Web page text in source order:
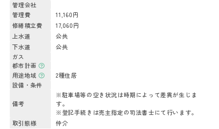
管理会社
管理費
11,160円
修繕積立費
17,060円
上水道
公共
下水道
公共
ガス
都市計画
用途地域
2種住居
設備・条件
備考
※駐車場等の空き状況は時期によって差異が生じま
す。
※登記手続きは売主指定の司法書士にて行います。
取引態様
仲介